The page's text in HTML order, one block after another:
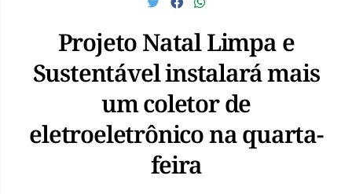
Projeto Natal Limpa e
Sustentável instalará mais
um coletor de
eletroeletrônico na quarta-
feira